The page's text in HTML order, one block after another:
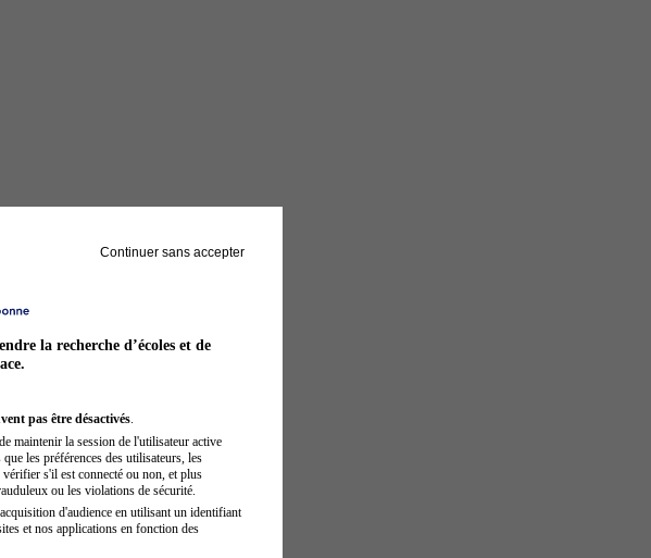
Continuer sans accepter
la recherche d’écoles et de
pas être désactivés.
maintenir la session de l'utilisateur active
les préférences des utilisateurs, les
s'il est connecté ou non, et plus
ou les violations de sécurité.
d'audience en utilisant un identifiant
et nos applications en fonction des